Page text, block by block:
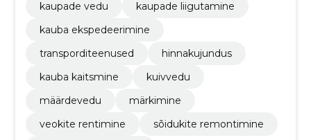
kaupade vedu
kaupade liigutamine
kauba ekspedeerimine
transporditeenused
hinnakujundus
kauba kaitsmine
kuivvedu
määrdevedu
märkimine
veokite rentimine
sõidukite remontimine